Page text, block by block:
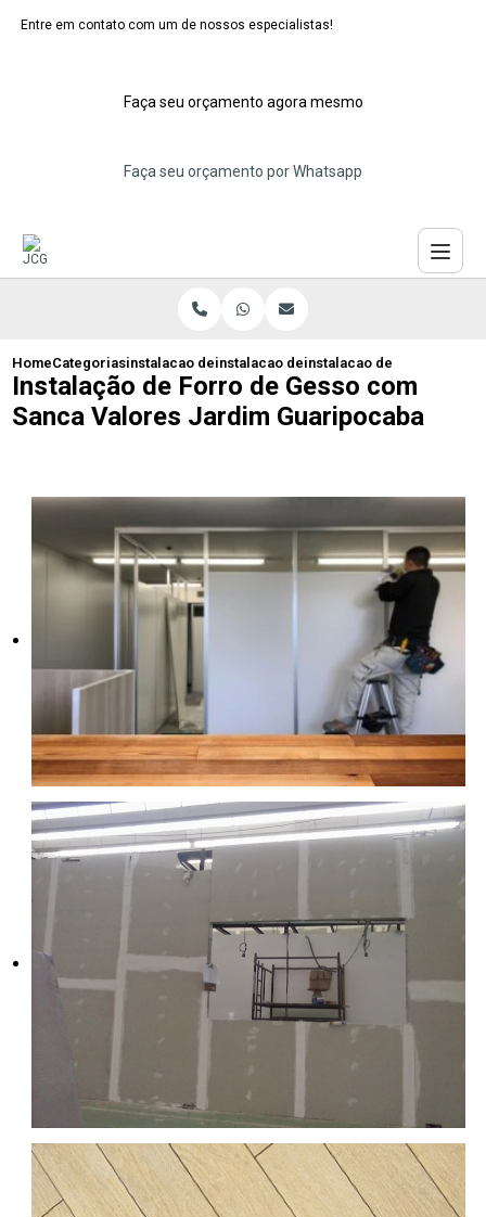
Entre em contato com um de nossos especialistas!
Faça seu orçamento agora mesmo
Faça seu orçamento por Whatsapp
HomeCategoriasinstalacao de forros de gesso
instalacao de forro gesso acartonado
instalacao de forro de
Instalação de Forro de Gesso com
Sanca Valores Jardim Guaripocaba